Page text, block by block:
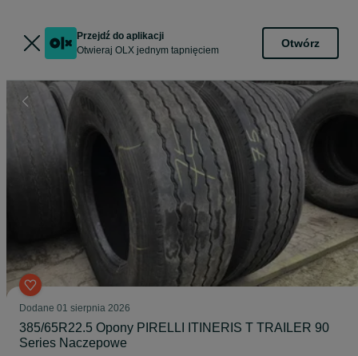
Przejdź do aplikacji
Otwieraj OLX jednym tapnięciem
Otwórz
Dodane 01 sierpnia 2026
385/65R22.5 Opony PIRELLI ITINERIS T TRAILER 90
Series Naczepowe